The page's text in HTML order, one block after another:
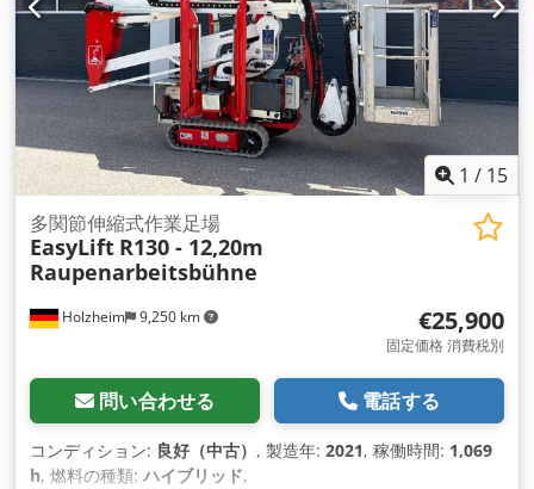
1 / 15
Holzheim 9,250 km
多関節伸縮式作業足場
EasyLift R130 - 12,20m
Raupenarbeitsbühne
€25,900
固定価格 消費税別
問い合わせる 電話する
コンディション: 良好（中古） , 製造年: 2021, 稼働時間: 1,069
h, 燃料の種類: ハイブリッド,